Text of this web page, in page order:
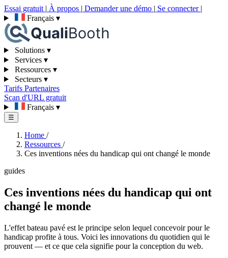
Essai gratuit | À propos | Demander une démo | Se connecter |
Français ▾
Solutions ▾
Services ▾
Ressources ▾
Secteurs ▾
Tarifs Partenaires
Scan d'URL gratuit
Français ▾
☰
Home /
Ressources /
Ces inventions nées du handicap qui ont changé le monde
guides
Ces inventions nées du handicap qui ont
changé le monde
L'effet bateau pavé est le principe selon lequel concevoir pour le
handicap profite à tous. Voici les innovations du quotidien qui le
prouvent — et ce que cela signifie pour la conception du web.